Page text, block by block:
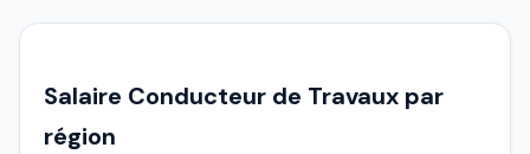
Salaire Conducteur de Travaux par
région